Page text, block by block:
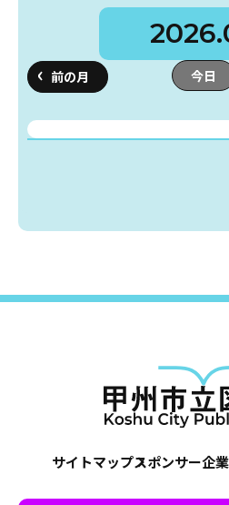
今日
サイトマップスポンサー企業
インターネッ
図書館のお